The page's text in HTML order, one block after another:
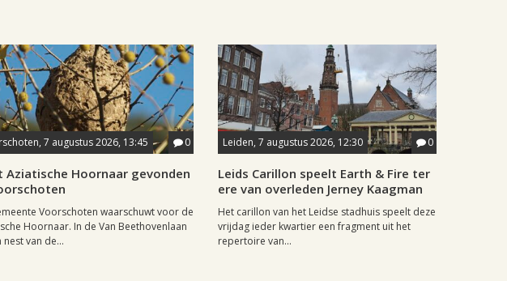
7 augustus 2026, 13:45 0
Aziatische Hoornaar gevonden
Voorschoten waarschuwt voor de
Hoornaar. In de Van Beethovenlaan
nest van de...
Leiden, 7 augustus 2026, 12:30 0
Leids Carillon speelt Earth & Fire ter
ere van overleden Jerney Kaagman
Het carillon van het Leidse stadhuis speelt deze
vrijdag ieder kwartier een fragment uit het
repertoire van...